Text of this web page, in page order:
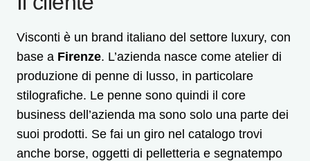
Visconti è un brand italiano del settore luxury, con
base a Firenze. L’azienda nasce come atelier di
produzione di penne di lusso, in particolare
stilografiche. Le penne sono quindi il core
business dell’azienda ma sono solo una parte dei
suoi prodotti. Se fai un giro nel catalogo trovi
anche borse, oggetti di pelletteria e segnatempo